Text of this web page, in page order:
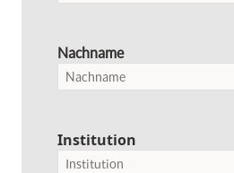
Nachname
Institution